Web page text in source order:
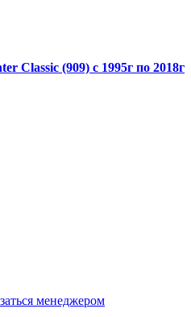
Classic (909) с 1995г по 2018г
менеджером